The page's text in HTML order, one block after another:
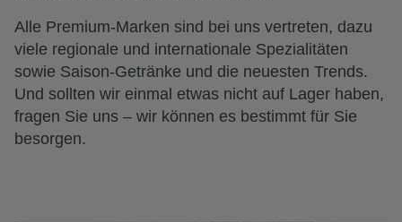
Alle Premium-Marken sind bei uns vertreten, dazu
viele regionale und internationale Spezialitäten
sowie Saison-Getränke und die neuesten Trends.
Und sollten wir einmal etwas nicht auf Lager haben,
fragen Sie uns – wir können es bestimmt für Sie
besorgen.